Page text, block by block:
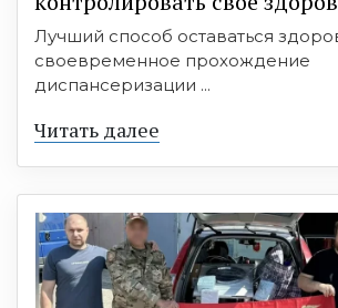
Лучший способ оставаться
своевременное прохождение
диспансеризации ...
Читать далее